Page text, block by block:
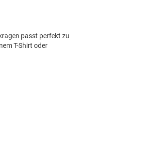
passt perfekt zu
T-Shirt oder